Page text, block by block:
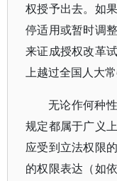
权授予出去。如
停适用或暂时调
来证成授权改革
上越过全国人大
无论作何种
规定都属于广义
应受到立法权限
的权限表达（如